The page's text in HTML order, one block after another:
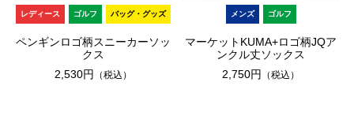
レディース ゴルフ バッグ・グッズ
ペンギンロゴ柄スニーカーソッ
クス
2,530円 （税込）
メンズ ゴルフ
マーケットKUMA+ロゴ柄JQア
ンクル丈ソックス
2,750円 （税込）